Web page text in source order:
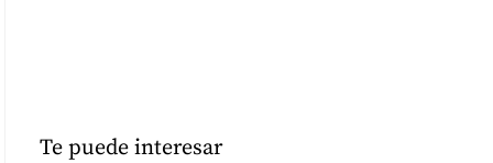
Te puede interesar